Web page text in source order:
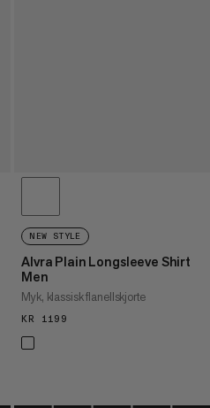
NEW STYLE
Alvra Plain Longsleeve Shirt
Men
Myk, klassisk flanellskjorte
KR 1199